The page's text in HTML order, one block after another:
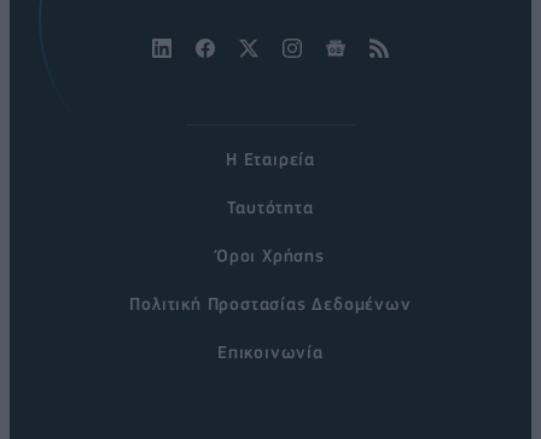
Η Εταιρεία
Ταυτότητα
Όροι Χρήσης
Πολιτική Προστασίας Δεδομένων
Επικοινωνία